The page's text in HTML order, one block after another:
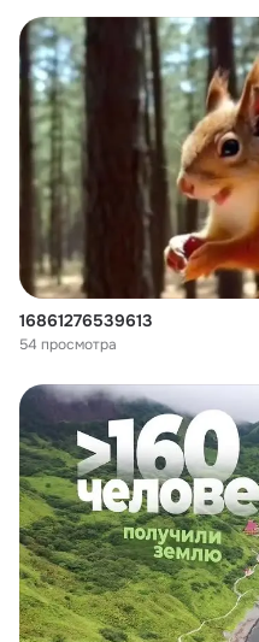
16861276539613
54 просмотра